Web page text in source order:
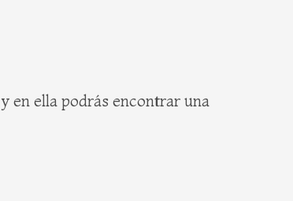
en ella podrás encontrar una